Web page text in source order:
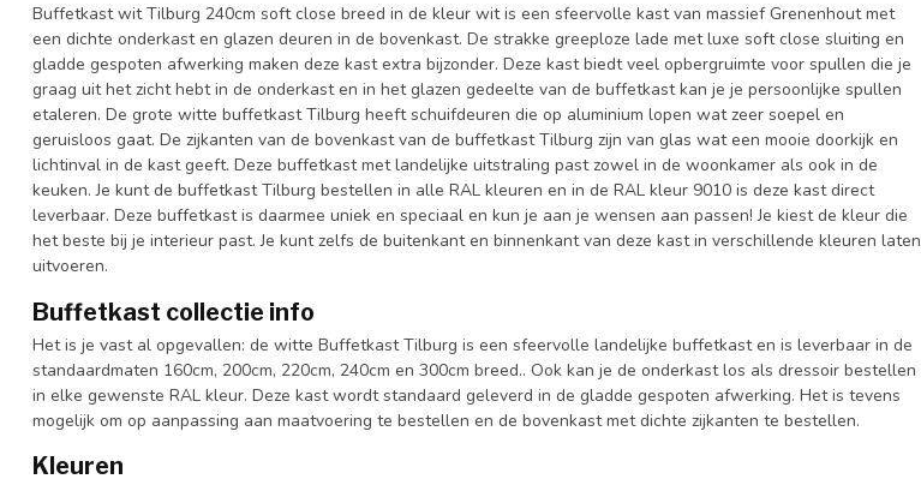
Buffetkast wit Tilburg 240cm soft close breed in de kleur wit is een sfeervolle kast van massief Grenenhout met
een dichte onderkast en glazen deuren in de bovenkast. De strakke greeploze lade met luxe soft close sluiting en
gladde gespoten afwerking maken deze kast extra bijzonder. Deze kast biedt veel opbergruimte voor spullen die je
graag uit het zicht hebt in de onderkast en in het glazen gedeelte van de buffetkast kan je je persoonlijke spullen
etaleren. De grote witte buffetkast Tilburg heeft schuifdeuren die op aluminium lopen wat zeer soepel en
geruisloos gaat. De zijkanten van de bovenkast van de buffetkast Tilburg zijn van glas wat een mooie doorkijk en
lichtinval in de kast geeft. Deze buffetkast met landelijke uitstraling past zowel in de woonkamer als ook in de
keuken. Je kunt de buffetkast Tilburg bestellen in alle RAL kleuren en in de RAL kleur 9010 is deze kast direct
leverbaar. Deze buffetkast is daarmee uniek en speciaal en kun je aan je wensen aan passen! Je kiest de kleur die
het beste bij je interieur past. Je kunt zelfs de buitenkant en binnenkant van deze kast in verschillende kleuren laten
uitvoeren.
Buffetkast collectie info
Het is je vast al opgevallen: de witte Buffetkast Tilburg is een sfeervolle landelijke buffetkast en is leverbaar in de
standaardmaten 160cm, 200cm, 220cm, 240cm en 300cm breed.. Ook kan je de onderkast los als dressoir bestellen
in elke gewenste RAL kleur. Deze kast wordt standaard geleverd in de gladde gespoten afwerking. Het is tevens
mogelijk om op aanpassing aan maatvoering te bestellen en de bovenkast met dichte zijkanten te bestellen.
Kleuren